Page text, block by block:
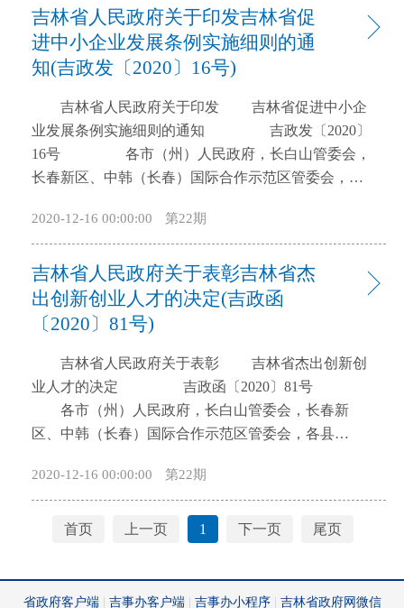
合实际，认真贯彻落实。 吉林省人民政府
2020年9月27日 中国（吉林）跨境电子
商务综合 试验区建设实施方案 为贯彻
设立跨境电子商务综合试验区的批复》（国函
〔2020〕47号）精神，有序有力有效推进中国（吉
林）跨境电子商务综合试验区（以下简称吉林综合试
验区）建设工作，特制定本方案。 一、总体要求
主义思想为指导，深入学习贯彻习近平总书记视察吉
林重要讲话重要指示精神，坚持新发展理念，统筹吉
林市优势产业资源，大力发展跨境电子商务新技术、
新业态、新模式，推动传统外贸企业和生产企业加快
数字化转型、品牌化发展，不断扩大跨境电子商务产
商务生态系统，培育“稳外贸”新增长极，打造贸易高
质量发展新路径，壮大产业转型升级新动能，搭建创
新创业新平台，将吉林综合试验区建设成为全省对外
开放的重要窗口和东北亚跨境电子商务产业发展集聚
积极吸收借鉴、复制推广国家批复的前四批跨境电子
导，充分释放政策红利，激发市场主体活力。
服务创新和协同创新，鼓励先行先试，重点发展跨境
电子商务企业对企业业务，适时开展跨境电子商务零
吉林省人民政府关于印发吉林省促
进中小企业发展条例实施细则的通
知(吉政发〔2020〕16号)
吉林省人民政府关于印发 吉林省促进中小企
业发展条例实施细则的通知 吉政发〔2020〕
16号 各市（州）人民政府，长白山管委会，
长春新区、中韩（长春）国际合作示范区管委会，各
驻吉中直有关部门、单位： 现将《吉林省促进中
小企业发展条例实施细则》印发给你们，请结合实
际，认真贯彻落实。 吉林省人民政府
2020年11月12日 吉林省促进中小企业发展条
例实施细则 为深入贯彻实施《中华人民共和
例》，结合本省实际和有关政策文件，制定本实施细
则。 第一章 总 则 第一条本细则适用于本省
行政区域内依法设立，符合国家中小企业划型标准的
中小微企业。省促进中小企业发展服务中心依据企业
位：省工业和信息化厅、省促进中小企业发展服务中
心） 第二条吉林省促进中小企业（民营经济）发
展工作领导小组负责统筹全省促进中小企业发展工
施促进中小企业发展的政策措施，对中小企业促进工
作进行指导服务、综合协调和监督检查。各市
2020-12-16 00:00:00 第22期
吉林省人民政府关于表彰吉林省杰
出创新创业人才的决定(吉政函
〔2020〕81号)
吉林省人民政府关于表彰 吉林省杰出创新创
业人才的决定 吉政函〔2020〕81号
各市（州）人民政府，长白山管委会，长春新
区、中韩（长春）国际合作示范区管委会，各县
近年来，全省认真贯彻落实习近平总书记关于人才工
作重要论述和重要批示指示精神，坚持人才优先发展
战略，坚定不移走人才强省之路，在人才培养、引
出一批优秀创新创业人才。他们爱国奉献、开拓创
2020-12-16 00:00:00 第22期
首页 上一页 1 下一页 尾页